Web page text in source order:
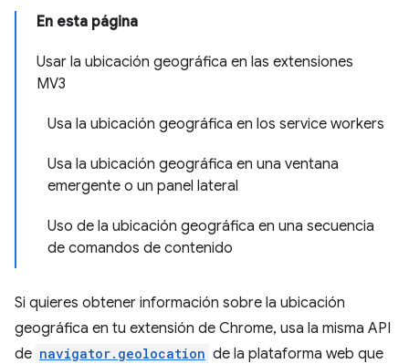
En esta página
Usar la ubicación geográfica en las extensiones
MV3
Usa la ubicación geográfica en los service workers
Usa la ubicación geográfica en una ventana
emergente o un panel lateral
Uso de la ubicación geográfica en una secuencia
de comandos de contenido
Si quieres obtener información sobre la ubicación
geográfica en tu extensión de Chrome, usa la misma API
de navigator.geolocation de la plataforma web que